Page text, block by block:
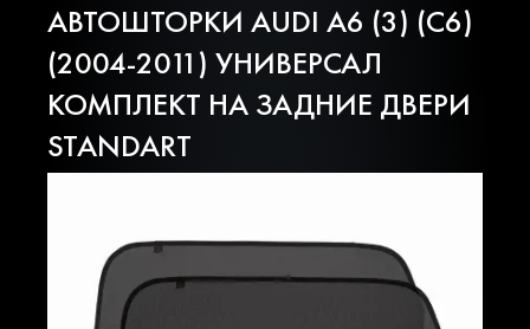
АВТОШТОРКИ AUDI A6 (3) (C6)
(2004-2011) УНИВЕРСАЛ
КОМПЛЕКТ НА ЗАДНИЕ ДВЕРИ
STANDART